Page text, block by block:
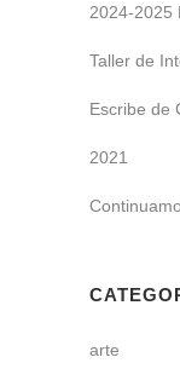
2024-2025
Taller de
Escribe de
2021
arte